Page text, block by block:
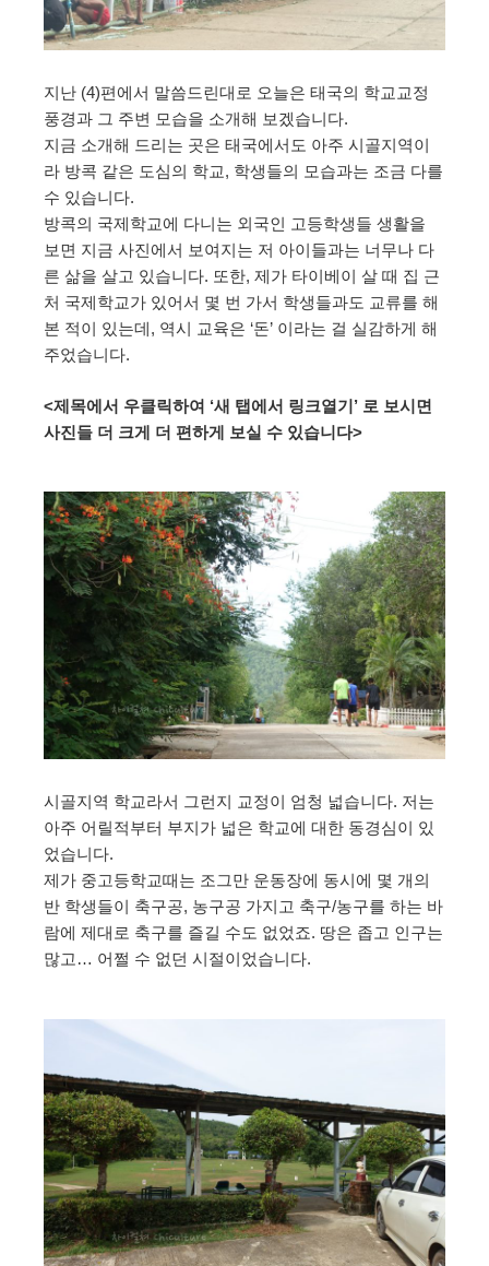
지난 (4)편에서 말씀드린대로 오늘은 태국의 학교교정
풍경과 그 주변 모습을 소개해 보겠습니다.
지금 소개해 드리는 곳은 태국에서도 아주 시골지역이
라 방콕 같은 도심의 학교, 학생들의 모습과는 조금 다를
수 있습니다.
방콕의 국제학교에 다니는 외국인 고등학생들 생활을
보면 지금 사진에서 보여지는 저 아이들과는 너무나 다
른 삶을 살고 있습니다. 또한, 제가 타이베이 살 때 집 근
처 국제학교가 있어서 몇 번 가서 학생들과도 교류를 해
본 적이 있는데, 역시 교육은 ‘돈’ 이라는 걸 실감하게 해
주었습니다.
<제목에서 우클릭하여 ‘새 탭에서 링크열기’ 로 보시면
사진들 더 크게 더 편하게 보실 수 있습니다>
시골지역 학교라서 그런지 교정이 엄청 넓습니다. 저는
아주 어릴적부터 부지가 넓은 학교에 대한 동경심이 있
었습니다.
제가 중고등학교때는 조그만 운동장에 동시에 몇 개의
반 학생들이 축구공, 농구공 가지고 축구/농구를 하는 바
람에 제대로 축구를 즐길 수도 없었죠. 땅은 좁고 인구는
많고… 어쩔 수 없던 시절이었습니다.